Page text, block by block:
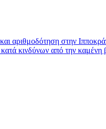
αριθμοδότηση στην
κινδύνων από την